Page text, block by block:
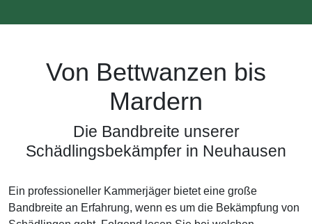
Von Bettwanzen bis
Mardern
Die Bandbreite unserer
Schädlingsbekämpfer in Neuhausen
Ein professioneller Kammerjäger bietet eine große
Bandbreite an Erfahrung, wenn es um die Bekämpfung von